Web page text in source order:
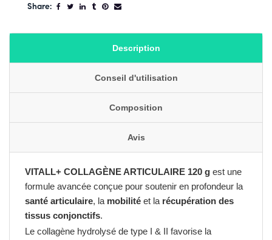
Share:
Description
Conseil d'utilisation
Composition
Avis
VITALL+ COLLAGÈNE ARTICULAIRE 120 g est une
formule avancée conçue pour soutenir en profondeur la
santé articulaire, la mobilité et la récupération des
tissus conjonctifs.
Le collagène hydrolysé de type I & II favorise la